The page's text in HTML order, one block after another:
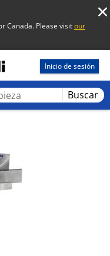
Canada. Please visitour
Inicio de sesión
Buscar